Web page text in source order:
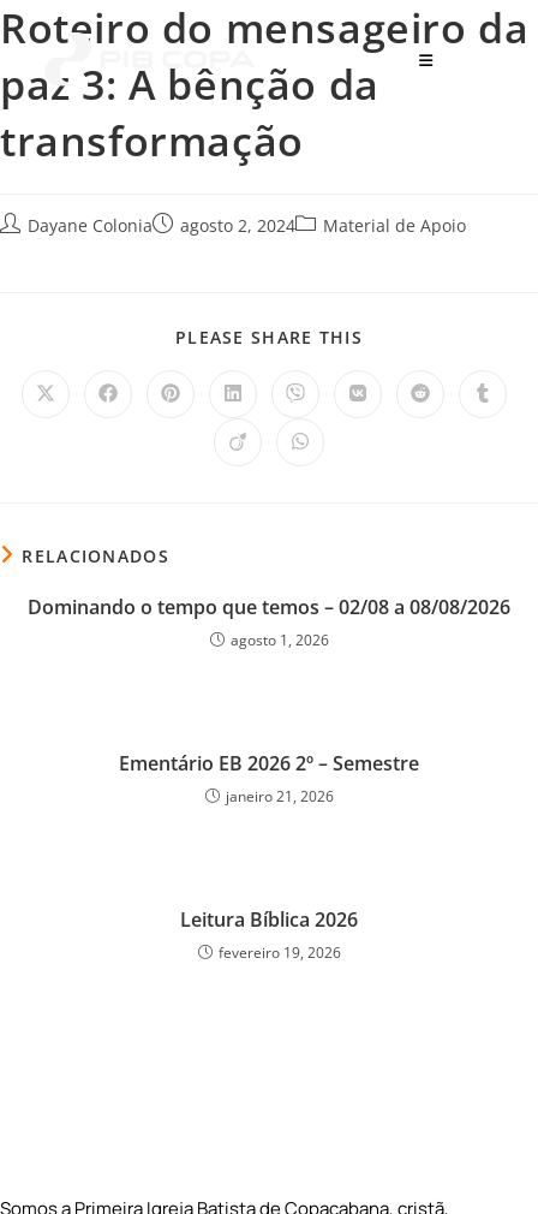
Roteiro do mensageiro da
paz 3: A bênção da
transformação
Dayane Colonia agosto 2, 2024 Material de Apoio
PLEASE SHARE THIS
RELACIONADOS
Dominando o tempo que temos – 02/08 a 08/08/2026
agosto 1, 2026
Ementário EB 2026 2º – Semestre
janeiro 21, 2026
Leitura Bíblica 2026
fevereiro 19, 2026
Somos a Primeira Igreja Batista de Copacabana, cristã,